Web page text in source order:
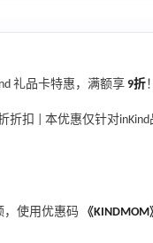
礼品卡特惠，满额享 9折
折扣 | 本优惠仅针对
，使用优惠码 《KINDMOM
网：美妆礼
热卖！入手包